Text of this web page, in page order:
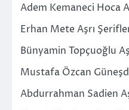
Adem Kemaneci Hoca
Erhan Mete Aşrı
Bünyamin Topçuoğlu
Mustafa Özcan
Abdurrahman Sadien